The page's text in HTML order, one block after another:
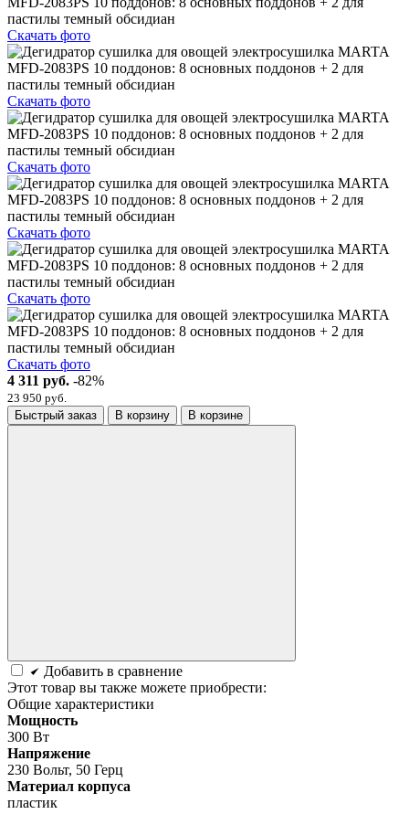
Скачать фото
Скачать фото
Скачать фото
Скачать фото
Скачать фото
Скачать фото
4 311 руб. -82%
23 950 руб.
Быстрый заказ
В корзину В корзине
Добавить в сравнение
Этот товар вы также можете приобрести:
Общие характеристики
Мощность
300 Вт
Напряжение
230 Вольт, 50 Герц
Материал корпуса
пластик